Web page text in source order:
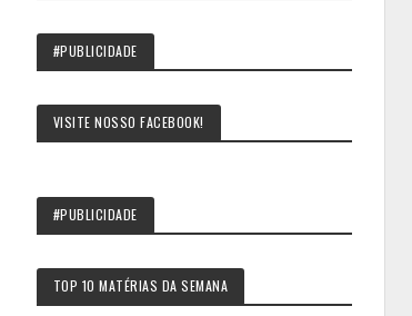
#PUBLICIDADE
VISITE NOSSO FACEBOOK!
#PUBLICIDADE
TOP 10 MATÉRIAS DA SEMANA